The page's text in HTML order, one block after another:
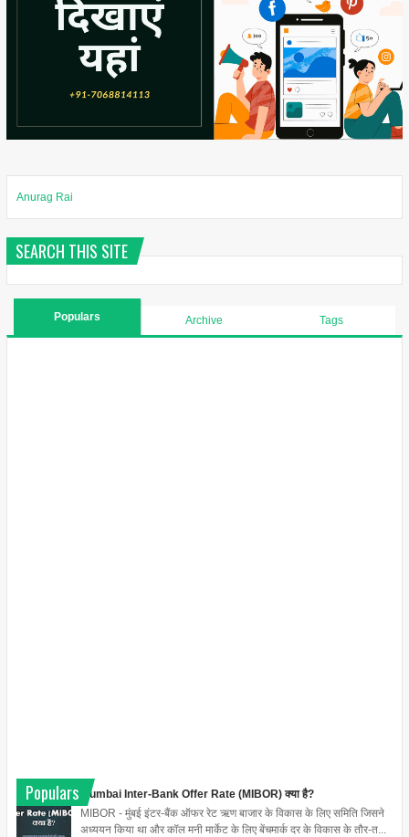
Anurag Rai
SEARCH THIS SITE
Populars Archive Tags
Populars
Mumbai Inter-Bank Offer Rate (MIBOR) क्या है?
MIBOR - मुंबई इंटर-बैंक ऑफर रेट ऋण बाजार के विकास के लिए समिति जिसने
अध्ययन किया था और कॉल मनी मार्केट के लिए बेंचमार्क दर के विकास के तौर-त...